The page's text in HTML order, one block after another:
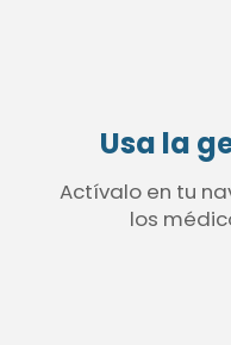
Usa la
Actívalo en tu
los